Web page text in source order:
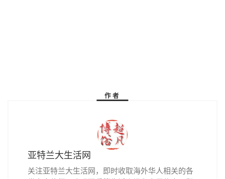
作者
亚特兰大生活网
关注亚特兰大生活网，即时收取海外华人相关的各